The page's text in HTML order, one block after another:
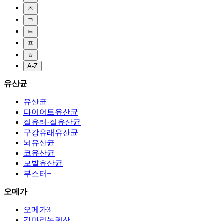
ㅊ
ㅋ
ㅌ
ㅍ
ㅎ
A-Z
유산균
유산균
다이어트유산균
질유래·질유산균
구강유래유산균
뇌유산균
코유산균
모발유산균
부스터+
오메가
오메가3